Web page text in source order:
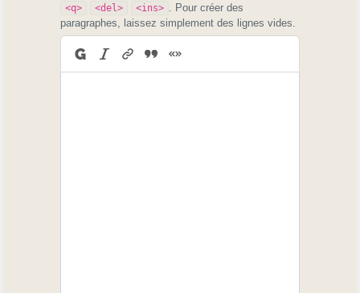
<q> <del> <ins>
. Pour créer des
paragraphes, laissez simplement des lignes vides.